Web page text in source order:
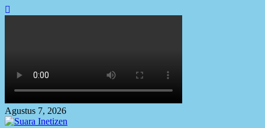
Skip
Agustus 7, 2026